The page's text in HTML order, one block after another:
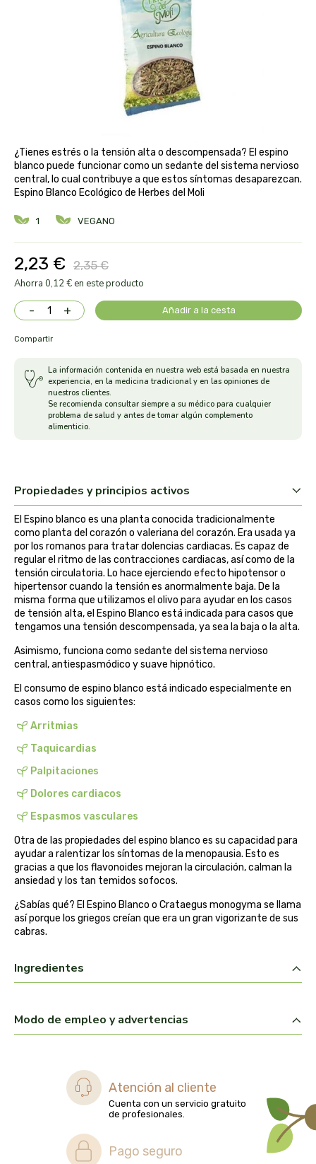
¿Tienes estrés o la tensión alta o descompensada? El espino
blanco puede funcionar como un sedante del sistema nervioso
central, lo cual contribuye a que estos síntomas desaparezcan.
Espino Blanco Ecológico de Herbes del Moli
1 VEGANO
2,23 € 2,35 €
Ahorra 0,12 € en este producto
- + Añadir a la cesta
Compartir
La información contenida en nuestra web está basada en nuestra
experiencia, en la medicina tradicional y en las opiniones de
nuestros clientes.
Se recomienda consultar siempre a su médico para cualquier
problema de salud y antes de tomar algún complemento
alimenticio.
Propiedades y principios activos
El Espino blanco es una planta conocida tradicionalmente
como planta del corazón o valeriana del corazón. Era usada ya
por los romanos para tratar dolencias cardiacas. Es capaz de
regular el ritmo de las contracciones cardiacas, así como de la
tensión circulatoria. Lo hace ejerciendo efecto hipotensor o
hipertensor cuando la tensión es anormalmente baja. De la
misma forma que utilizamos el olivo para ayudar en los casos
de tensión alta, el Espino Blanco está indicada para casos que
tengamos una tensión descompensada, ya sea la baja o la alta.
Asimismo, funciona como sedante del sistema nervioso
central, antiespasmódico y suave hipnótico.
El consumo de espino blanco está indicado especialmente en
casos como los siguientes:
Arritmias
Taquicardias
Palpitaciones
Dolores cardiacos
Espasmos vasculares
Otra de las propiedades del espino blanco es su capacidad para
ayudar a ralentizar los síntomas de la menopausia. Esto es
gracias a que los flavonoides mejoran la circulación, calman la
ansiedad y los tan temidos sofocos.
¿Sabías qué? El Espino Blanco o Crataegus monogyma se llama
así porque los griegos creían que era un gran vigorizante de sus
cabras.
Ingredientes
Modo de empleo y advertencias
Atención al cliente
Cuenta con un servicio gratuito
de profesionales.
Pago seguro
antiox y nutricosmética
hormonal y salud sexual
vías urinarias y próstata
vista y oídos
protección solar y mosquitos
conservas, patés y sopas
aloe pura laboratorios
alta pasticceria italiana
amapola
ana maria lajusticia
armonia
arnidol
arrasate
artemis
arteoliva
banban
bauck hof
bellsola
belsi
ben&anna
biarritz
bifemme
biobel
biobio
biocop
biokap
biolasi
bioserum
biover
brinkers food